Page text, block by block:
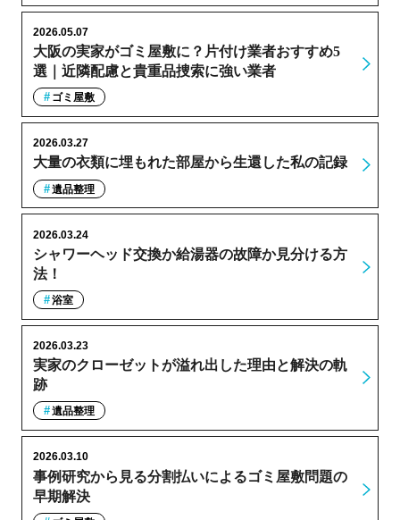
大阪の実家がゴミ屋敷に？片付け業者おすすめ5
選｜近隣配慮と貴重品捜索に強い業者
2026.05.07
ゴミ屋敷
大量の衣類に埋もれた部屋から生還した私の記録
2026.03.27
遺品整理
シャワーヘッド交換か給湯器の故障か見分ける方
法！
2026.03.24
浴室
実家のクローゼットが溢れ出した理由と解決の軌
跡
2026.03.23
遺品整理
事例研究から見る分割払いによるゴミ屋敷問題の
早期解決
2026.03.10